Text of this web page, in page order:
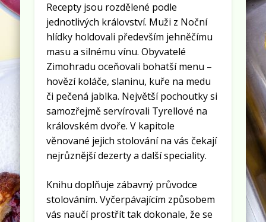
Recepty jsou rozdělené podle
jednotlivých království. Muži z Noční
hlídky holdovali především jehněčímu
masu a silnému vínu. Obyvatelé
Zimohradu oceňovali bohatší menu –
hovězí koláče, slaninu, kuře na medu
či pečená jablka. Největší pochoutky si
samozřejmě servírovali Tyrellové na
královském dvoře. V kapitole
věnované jejich stolování na vás čekají
nejrůznější dezerty a další speciality.
Knihu doplňuje zábavný průvodce
stolováním. Vyčerpávajícím způsobem
vás naučí prostřít tak dokonale, že se